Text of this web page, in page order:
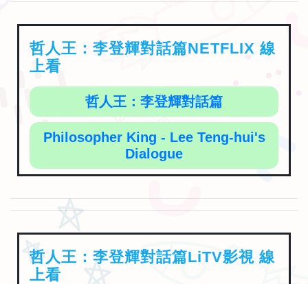
哲人王：李登輝對話篇NETFLIX 線
上看
哲人王：李登輝對話篇
Philosopher King - Lee Teng-hui's
Dialogue
哲人王：李登輝對話篇LiTV影視 線
上看